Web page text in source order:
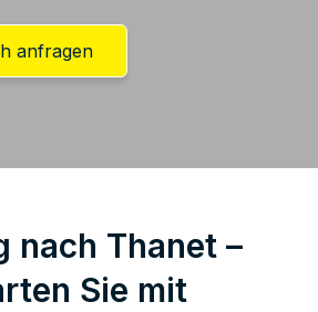
anfragen
nach Thanet –
Sie mit